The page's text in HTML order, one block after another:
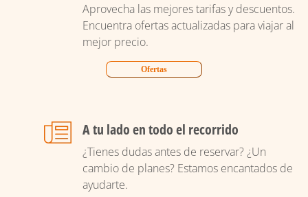
Aprovecha las mejores tarifas y descuentos.
Encuentra ofertas actualizadas para viajar al
mejor precio.
Ofertas
A tu lado en todo el recorrido
¿Tienes dudas antes de reservar? ¿Un
cambio de planes? Estamos encantados de
ayudarte.